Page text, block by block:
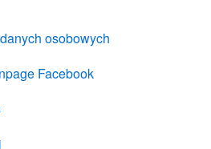
osobowych
Facebook